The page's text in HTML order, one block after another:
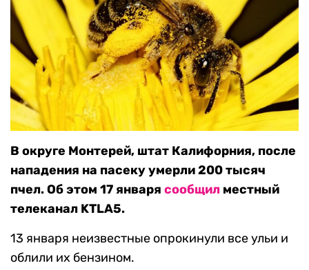
В округе Монтерей, штат Калифорния, после
нападения на пасеку умерли 200 тысяч
пчел. Об этом 17 января сообщил местный
телеканал KTLA5.
13 января неизвестные опрокинули все ульи и
облили их бензином.